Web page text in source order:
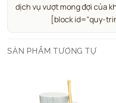
dịch vụ vượt mong đợi của
[block id="quy-
SẢN PHẨM TƯƠNG TỰ